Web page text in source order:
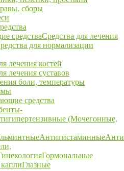
сборы
средстваСредства для лечения
для нормализации
лечения костей
лечения суставов
боли, температуры
средства
(Мочегонные,
Антигистаминные
Гормональные
Глазные